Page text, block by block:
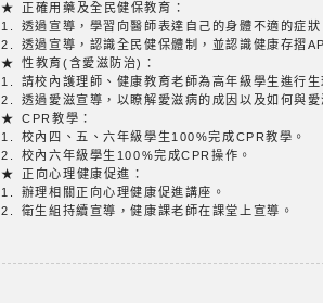
★ 正確用藥及全民健保教育：
1. 透過宣導，學習向醫師表達自己的身體不適的症
2. 透過宣導，認識全民健保體制，並認識健康存摺
★ 性教育(含愛滋防治)：
1. 請校內護理師、健康教育老師為高年級學生進行
2. 透過愛滋宣導，以瞭解愛滋病的成因以及如何與
★ CPR教學：
1. 校內四、五、六年級學生100%完成CPR教學。
2. 校內六年級學生100%完成CPR操作。
★ 正向心理健康促進：
1. 辦理相關正向心理健康促進講座。
2. 衛生組持續宣導，健康課老師在課堂上宣導。